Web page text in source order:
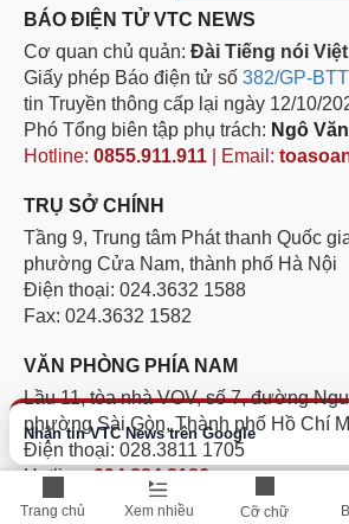
Trang chủ Xem nhiều Cỡ chữ
Nhận tin VTC News trên Google
BÁO ĐIỆN TỬ VTC NEWS
Cơ quan chủ quản: Đài Tiếng nói
Giấy phép Báo điện tử số 382/GP-
tin Truyền thông cấp lại ngày 12/10/
Phó Tổng biên tập phụ trách: Ngô
Hotline: 0855.911.911 | Email:
TRỤ SỞ CHÍNH
Tầng 9, Trung tâm Phát thanh Quốc
phường Cửa Nam, thành phố Hà Nội
Điện thoại: 024.3632 1588
Fax: 024.3632 1582
VĂN PHÒNG PHÍA NAM
Lầu 11, tòa nhà VOV, số 7, đường
phường Sài Gòn, Thành phố Hồ Chí
Điện thoại: 028.3811 1705
Hotline:094.884.8186